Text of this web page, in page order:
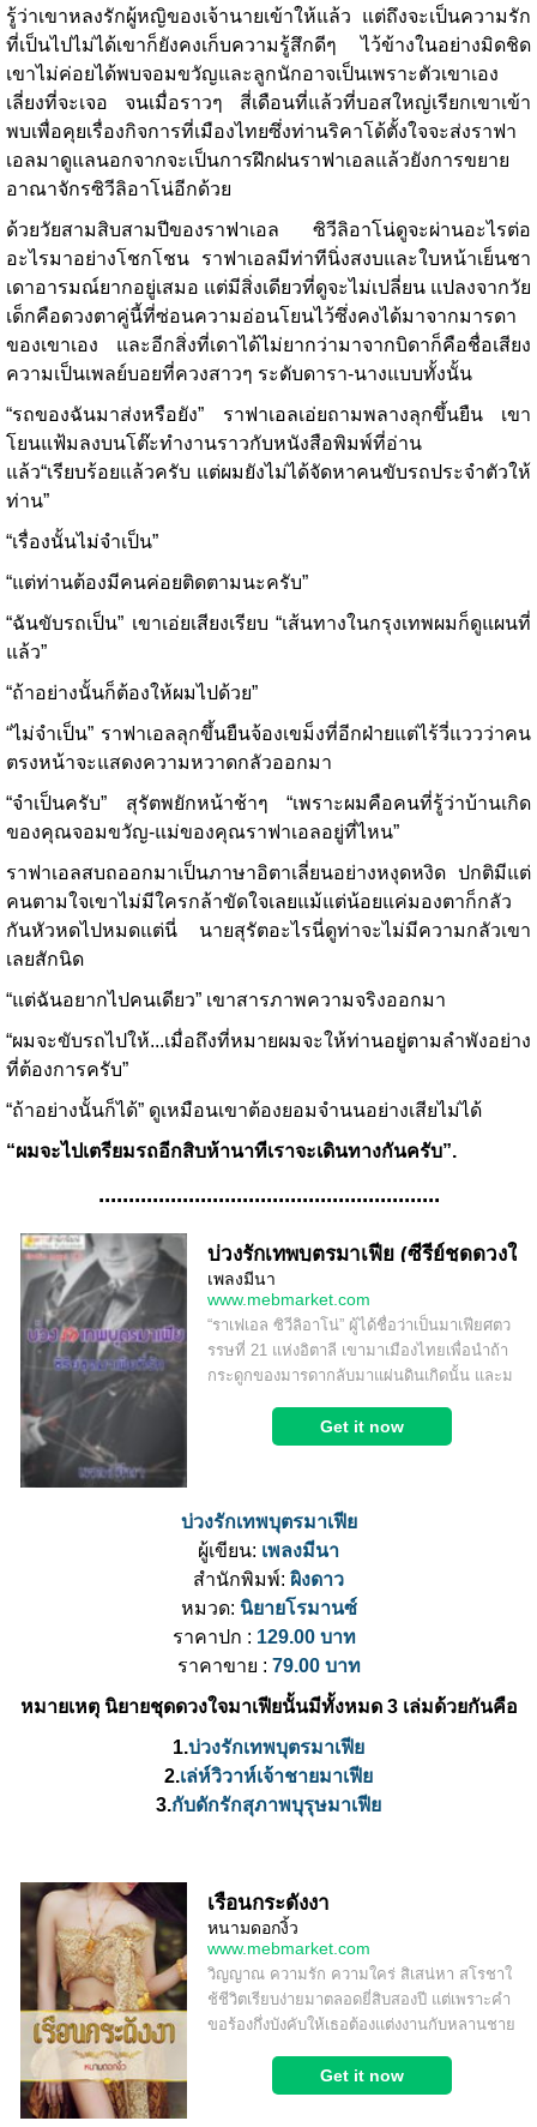
รู้ว่าเขาหลงรักผู้หญิของเจ้านายเข้าให้แล้ว แต่ถึงจะเป็นความรัก
ที่เป็นไปไม่ได้เขาก็ยังคงเก็บความรู้สึกดีๆ ไว้ข้างในอย่างมิดชิด
เขาไม่ค่อยได้พบจอมขวัญและลูกนักอาจเป็นเพราะตัวเขาเอง
เลี่ยงที่จะเจอ จนเมื่อราวๆ สี่เดือนที่แล้วที่บอสใหญ่เรียกเขาเข้า
พบเพื่อคุยเรื่องกิจการที่เมืองไทยซึ่งท่านริคาโด้ตั้งใจจะส่งราฟา
เอลมาดูแลนอกจากจะเป็นการฝึกฝนราฟาเอลแล้วยังการขยาย
อาณาจักรซิวีลิอาโน่อีกด้วย
ด้วยวัยสามสิบสามปีของราฟาเอล ซิวีลิอาโน่ดูจะผ่านอะไรต่อ
อะไรมาอย่างโชกโชน ราฟาเอลมีท่าทีนิ่งสงบและใบหน้าเย็นชา
เดาอารมณ์ยากอยู่เสมอ แต่มีสิ่งเดียวที่ดูจะไม่เปลี่ยน แปลงจากวัย
เด็กคือดวงตาคู่นี้ที่ซ่อนความอ่อนโยนไว้ซึ่งคงได้มาจากมารดา
ของเขาเอง และอีกสิ่งที่เดาได้ไม่ยากว่ามาจากบิดาก็คือชื่อเสียง
ความเป็นเพลย์บอยที่ควงสาวๆ ระดับดารา-นางแบบทั้งนั้น
“รถของฉันมาส่งหรือยัง” ราฟาเอลเอ่ยถามพลางลุกขึ้นยืน เขา
โยนแฟ้มลงบนโต๊ะทำงานราวกับหนังสือพิมพ์ที่อ่าน
แล้ว“เรียบร้อยแล้วครับ แต่ผมยังไม่ได้จัดหาคนขับรถประจำตัวให้
ท่าน”
“เรื่องนั้นไม่จำเป็น”
“แต่ท่านต้องมีคนค่อยติดตามนะครับ”
“ฉันขับรถเป็น” เขาเอ่ยเสียงเรียบ “เส้นทางในกรุงเทพผมก็ดูแผนที่
แล้ว”
“ถ้าอย่างนั้นก็ต้องให้ผมไปด้วย”
“ไม่จำเป็น” ราฟาเอลลุกขึ้นยืนจ้องเขม็งที่อีกฝ่ายแต่ไร้วี่แววว่าคน
ตรงหน้าจะแสดงความหวาดกลัวออกมา
“จำเป็นครับ” สุรัตพยักหน้าช้าๆ “เพราะผมคือคนที่รู้ว่าบ้านเกิด
ของคุณจอมขวัญ-แม่ของคุณราฟาเอลอยู่ที่ไหน”
ราฟาเอลสบถออกมาเป็นภาษาอิตาเลี่ยนอย่างหงุดหงิด ปกติมีแต่
คนตามใจเขาไม่มีใครกล้าขัดใจเลยแม้แต่น้อยแค่มองตาก็กลัว
กันหัวหดไปหมดแต่นี่ นายสุรัตอะไรนี่ดูท่าจะไม่มีความกลัวเขา
เลยสักนิด
“แต่ฉันอยากไปคนเดียว” เขาสารภาพความจริงออกมา
“ผมจะขับรถไปให้...เมื่อถึงที่หมายผมจะให้ท่านอยู่ตามลำพังอย่าง
ที่ต้องการครับ”
“ถ้าอย่างนั้นก็ได้” ดูเหมือนเขาต้องยอมจำนนอย่างเสียไม่ได้
“ผมจะไปเตรียมรถอีกสิบห้านาทีเราจะเดินทางกันครับ”.
.........................................................
บ่วงรักเทพบุตรมาเฟีย
ผู้เขียน: เพลงมีนา
สำนักพิมพ์: ผิงดาว
หมวด: นิยายโรมานซ์
ราคาปก : 129.00 บาท
ราคาขาย : 79.00 บาท
หมายเหตุ นิยายชุดดวงใจมาเฟียนั้นมีทั้งหมด 3 เล่มด้วยกันคือ
1.บ่วงรักเทพบุตรมาเฟีย
2.เล่ห์วิวาห์เจ้าชายมาเฟีย
3.กับดักรักสุภาพบุรุษมาเฟีย